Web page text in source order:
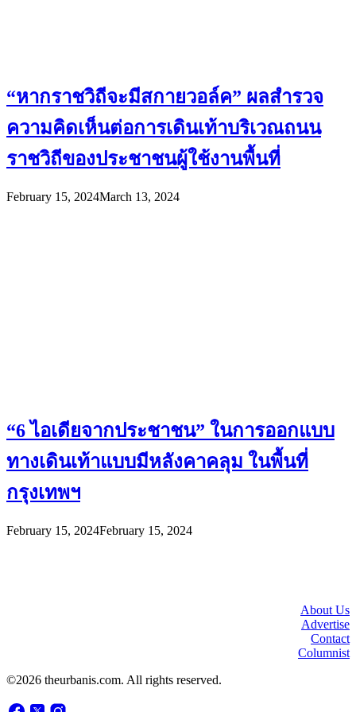
“หากราชวิถีจะมีสกายวอล์ค” ผลสำรวจ
ความคิดเห็นต่อการเดินเท้าบริเวณถนน
ราชวิถีของประชาชนผู้ใช้งานพื้นที่
February 15, 2024March 13, 2024
“6 ไอเดียจากประชาชน” ในการออกแบบ
ทางเดินเท้าแบบมีหลังคาคลุม ในพื้นที่
กรุงเทพฯ
February 15, 2024February 15, 2024
About Us
Advertise
Contact
Columnist
©2026 theurbanis.com. All rights reserved.